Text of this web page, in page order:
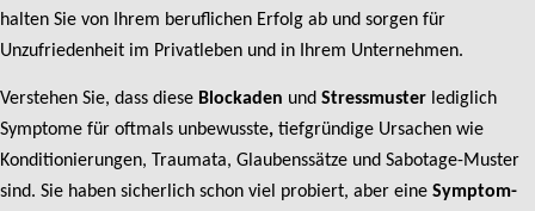
halten Sie von Ihrem beruflichen Erfolg ab und sorgen für
Unzufriedenheit im Privatleben und in Ihrem Unternehmen.
Verstehen Sie, dass diese Blockaden und Stressmuster lediglich
Symptome für oftmals unbewusste, tiefgründige Ursachen wie
Konditionierungen, Traumata, Glaubenssätze und Sabotage-Muster
sind. Sie haben sicherlich schon viel probiert, aber eine Symptom-